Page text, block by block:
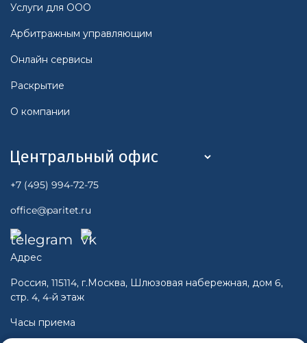
Услуги для ООО
Арбитражным управляющим
Онлайн сервисы
Раскрытие
О компании
+7 (495) 994-72-75
office@paritet.ru
Адрес
Россия, 115114, г.Москва, Шлюзовая набережная, дом 6,
стр. 4, 4-й этаж
Часы приема